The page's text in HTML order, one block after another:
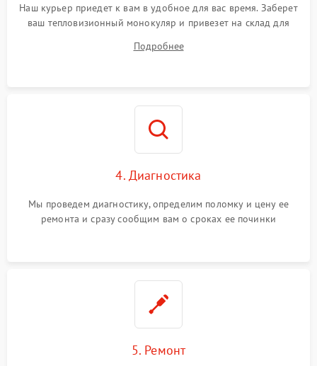
Наш курьер приедет к вам в удобное для вас время. Заберет
ваш тепловизионный монокуляр и привезет на склад для
Подробнее
4. Диагностика
Мы проведем диагностику, определим поломку и цену ее
ремонта и сразу сообщим вам о сроках ее починки
5. Ремонт